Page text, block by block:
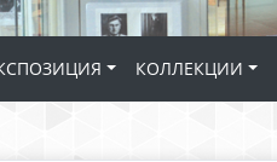
КОЛЛЕКЦИИ